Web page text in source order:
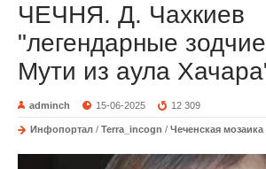
ЧЕЧНЯ. Д. Чахкиев
"легендарные
Мути из аула
adminch 15-06-2025 12 309
Инфопортал / Terra_incogn / Чеченская мозаика